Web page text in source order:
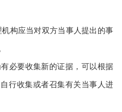
构应当对双方当事人提出的事
审查。
必要收集新的证据，可以根据
行收集或者召集有关当事人进